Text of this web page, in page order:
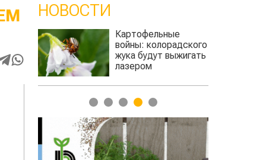
НОВОСТИ
Картофельные
войны: колорадского
жука будут выжигать
лазером
1 2 3 4 5